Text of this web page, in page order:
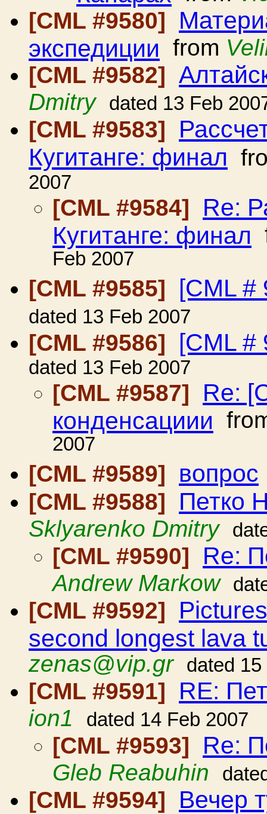
[CML #9580]
экспедиции from
[CML #9582]
Dmitry dated 13 Feb
[CML #9583]
Кугитанге: финал
2007
[CML #9584] Re:
Кугитанге: финал
Feb 2007
[CML #9585]
[CML #
dated 13 Feb 2007
[CML #9586] [CML #
dated 13 Feb 2007
[CML #9587] Re:
конденсациии
2007
[CML #9589]
вопрос
[CML #9588]
Петко
Sklyarenko Dmitry
[CML #9590] Re:
Andrew Markow
[CML #9592]
second longest lava
zenas@vip.gr
dated
[CML #9591] RE:
ion1 dated 14 Feb 2007
[CML #9593] Re:
Gleb Reabuhin
[CML #9594] Вечер